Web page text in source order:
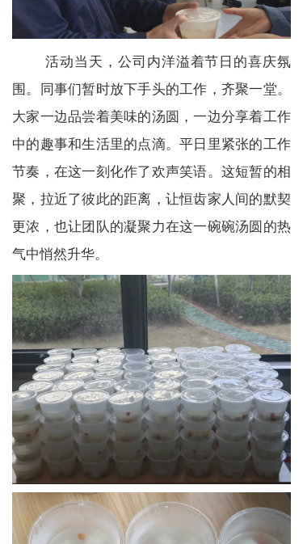
活动当天，公司内洋溢着节日的喜庆氛
围。同事们暂时放下手头的工作，齐聚一堂。
大家一边品尝着美味的汤圆，一边分享着工作
中的趣事和生活里的点滴。平日里紧张的工作
节奏，在这一刻化作了欢声笑语。这短暂的相
聚，拉近了彼此的距离，让恒齿家人间的默契
更浓，也让团队的凝聚力在这一碗碗汤圆的热
气中悄然升华。